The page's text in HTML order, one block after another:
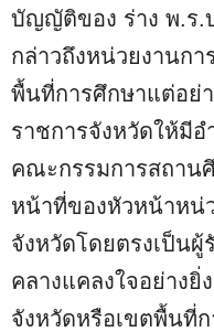
บัญญัติของ ร่าง พ.ร.
กล่าวถึงหน่วยงานก
พื้นที่การศึกษาแต่อย่
ราชการจังหวัดให้มี
คณะกรรมการสถาน
หน้าที่ของหัวหน้าหน่
จังหวัดโดยตรงเป็นผู้
คลางแคลงใจอย่างยิ่
จังหวัดหรือเขตพื้นที่